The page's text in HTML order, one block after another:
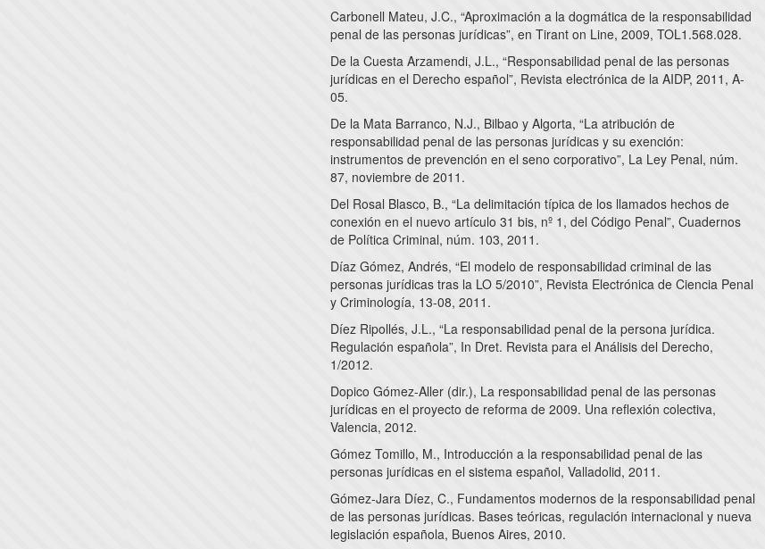
Carbonell Mateu, J.C., “Aproximación a la dogmática de la responsabilidad
penal de las personas jurídicas”, en Tirant on Line, 2009, TOL1.568.028.
De la Cuesta Arzamendi, J.L., “Responsabilidad penal de las personas
jurídicas en el Derecho español”, Revista electrónica de la AIDP, 2011, A-
05.
De la Mata Barranco, N.J., Bilbao y Algorta, “La atribución de
responsabilidad penal de las personas jurídicas y su exención:
instrumentos de prevención en el seno corporativo”, La Ley Penal, núm.
87, noviembre de 2011.
Del Rosal Blasco, B., “La delimitación típica de los llamados hechos de
conexión en el nuevo artículo 31 bis, nº 1, del Código Penal”, Cuadernos
de Política Criminal, núm. 103, 2011.
Díaz Gómez, Andrés, “El modelo de responsabilidad criminal de las
personas jurídicas tras la LO 5/2010”, Revista Electrónica de Ciencia Penal
y Criminología, 13-08, 2011.
Díez Ripollés, J.L., “La responsabilidad penal de la persona jurídica.
Regulación española”, In Dret. Revista para el Análisis del Derecho,
1/2012.
Dopico Gómez-Aller (dir.), La responsabilidad penal de las personas
jurídicas en el proyecto de reforma de 2009. Una reflexión colectiva,
Valencia, 2012.
Gómez Tomillo, M., Introducción a la responsabilidad penal de las
personas jurídicas en el sistema español, Valladolid, 2011.
Gómez-Jara Díez, C., Fundamentos modernos de la responsabilidad penal
de las personas jurídicas. Bases teóricas, regulación internacional y nueva
legislación española, Buenos Aires, 2010.